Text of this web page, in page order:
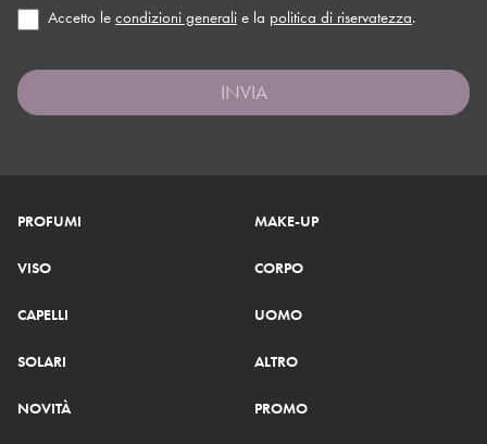
Accetto le condizioni generali e la politica di riservatezza.
INVIA
PROFUMI MAKE-UP
VISO CORPO
CAPELLI UOMO
SOLARI ALTRO
NOVITÀ PROMO